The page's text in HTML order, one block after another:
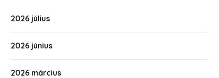
2026 július
2026 június
2026 március